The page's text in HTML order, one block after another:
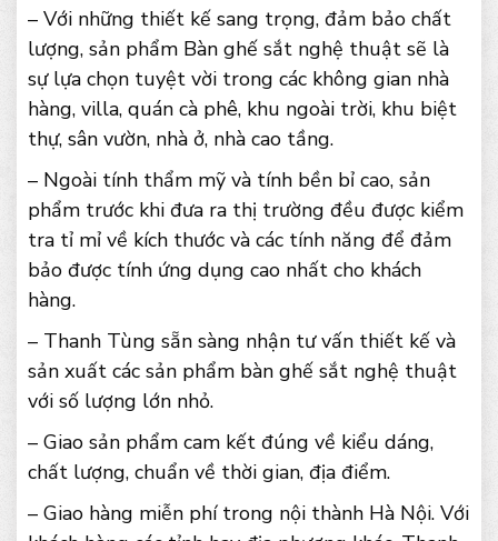
– Với những thiết kế sang trọng, đảm bảo chất
lượng, sản phẩm Bàn ghế sắt nghệ thuật sẽ là
sự lựa chọn tuyệt vời trong các không gian nhà
hàng, villa, quán cà phê, khu ngoài trời, khu biệt
thự, sân vườn, nhà ở, nhà cao tầng.
– Ngoài tính thẩm mỹ và tính bền bỉ cao, sản
phẩm trước khi đưa ra thị trường đều được kiểm
tra tỉ mỉ về kích thước và các tính năng để đảm
bảo được tính ứng dụng cao nhất cho khách
hàng.
– Thanh Tùng sẵn sàng nhận tư vấn thiết kế và
sản xuất các sản phẩm bàn ghế sắt nghệ thuật
với số lượng lớn nhỏ.
– Giao sản phẩm cam kết đúng về kiểu dáng,
chất lượng, chuẩn về thời gian, địa điểm.
– Giao hàng miễn phí trong nội thành Hà Nội. Với